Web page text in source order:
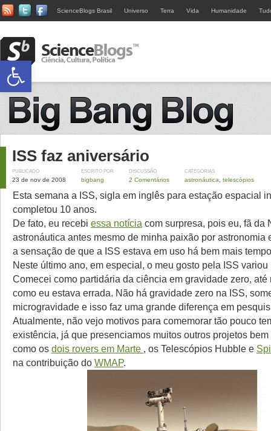
ScienceBlogs Brasil Universo Terra Vida Humanidade
ISS faz aniversário
PUBLICADO
23 de nov de 2008
ESCRITO POR
bigbang
DISCUSSÃO
2 Comentários
CATEGORIAS
astronáutica telescópios
Esta semana a ISS, sigla em inglês para estação espacial
completou 10 anos.
De fato, eu recebi essa notícia com surpresa, pois eu, fã da
astronáutica antes mesmo de minha paixão por astronomia
a sensação de que a ISS estava em uso há bem mais
Neste último ano, em especial, o meu gosto pela ISS variou
Comecei como partidária da ciência em gravidade zero, até
como eu estava errada. Não há gravidade zero na ISS,
microgravidade e isso faz uma grande diferença em
Atualmente, não vejo motivos para comemorar tão pouco
existência, já que presenciamos muitos outros projetos
como os dois rovers em Marte , os Telescópios Hubble e
na contribuição do WMAP.
Abrir a barra de ferramentas